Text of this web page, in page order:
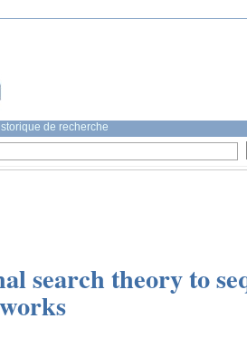
de recherche
search theory to